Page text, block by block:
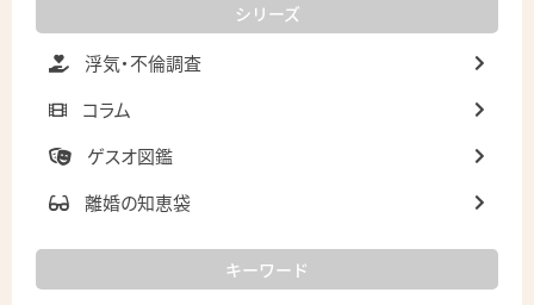
シリーズ
浮気・不倫調査
コラム
ゲスオ図鑑
離婚の知恵袋
キーワード